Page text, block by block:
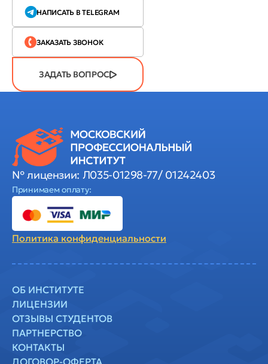
НАПИСАТЬ В TELEGRAM
ЗАКАЗАТЬ ЗВОНОК
ЗАДАТЬ ВОПРОС
№ лицензии: Л035-01298-77/ 01242403
Принимаем оплату:
Политика конфиденциальности
ОБ ИНСТИТУТЕ
ЛИЦЕНЗИИ
ОТЗЫВЫ СТУДЕНТОВ
ПАРТНЕРСТВО
КОНТАКТЫ